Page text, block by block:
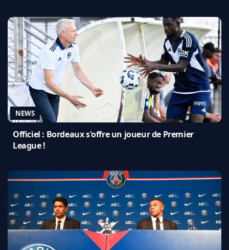
NEWS
Officiel : Bordeaux s'offre un joueur de Premier
League !